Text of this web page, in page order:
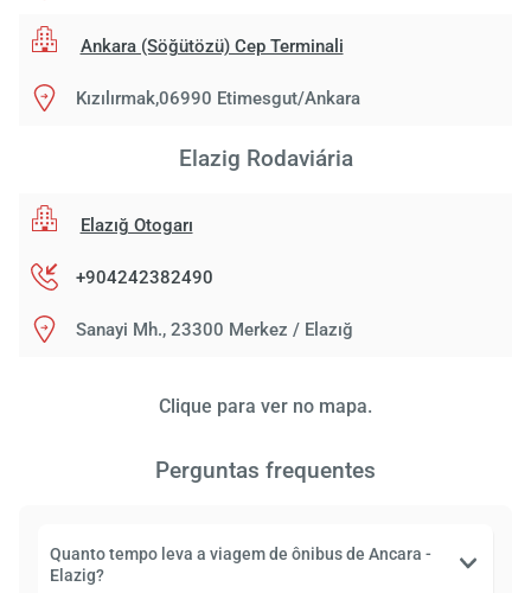
Ankara (Söğütözü) Cep Terminali
Kızılırmak,06990 Etimesgut/Ankara
Elazig Rodaviária
Elazığ Otogarı
+904242382490
Sanayi Mh., 23300 Merkez / Elazığ
Clique para ver no mapa.
Perguntas frequentes
Quanto tempo leva a viagem de ônibus de Ancara -
Elazig?